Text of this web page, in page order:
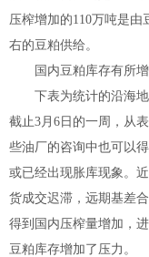
压榨增加的110万吨是
右的豆粕供给。
国内豆粕库存有所增
下表为统计的沿海地
截止3月6日的一周，从
些油厂的咨询中也可以
或已经出现胀库现象。
货成交迟滞，远期基差
得到国内压榨量增加，
豆粕库存增加了压力。